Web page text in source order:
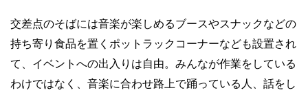
交差点のそばには音楽が楽しめるブースやスナックなどの
持ち寄り食品を置くポットラックコーナーなども設置され
て、イベントへの出入りは自由。みんなが作業をしている
わけではなく、音楽に合わせ路上で踊っている人、話をし